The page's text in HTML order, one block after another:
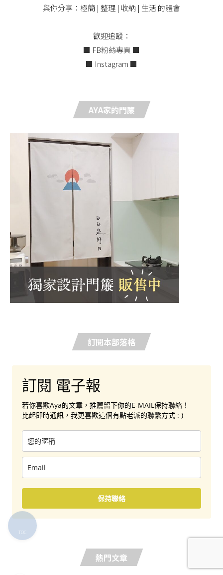
與你分享：極簡 | 整理 | 收納 | 生活 的體會
歡迎追蹤：
■ FB粉絲專頁 ■
■ Instagram ■
AYA家的門簾
訂閱本部落格
訂閱 電子報
若你喜歡Aya的文章，推薦留下你的E-MAIL保持聯絡！
比起即時通訊，我更喜歡這個有點老派的聯繫方式 : )
保持聯絡
熱門文章